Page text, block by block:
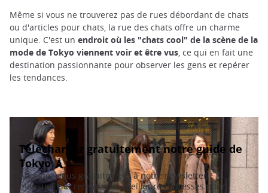
Même si vous ne trouverez pas de rues débordant de chats
ou d'articles pour chats, la rue des chats offre un charme
unique. C'est un endroit où les "chats cool" de la scène de la
mode de Tokyo viennent voir et être vus , ce qui en fait une
destination passionnante pour observer les gens et repérer
les tendances.